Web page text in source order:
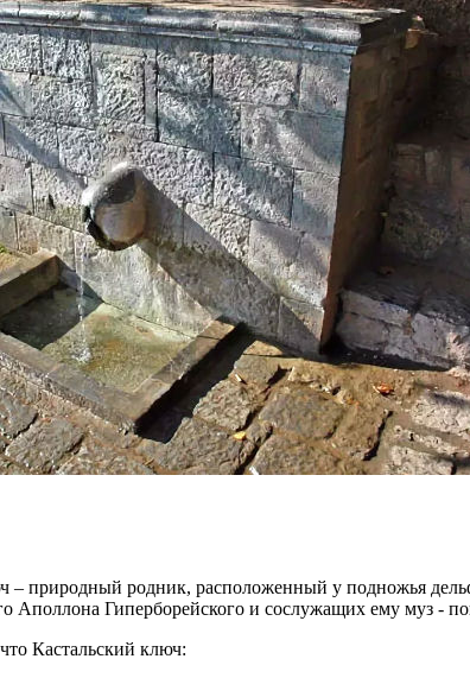
– природный родник, расположенный у подножья
Аполлона Гиперборейского и сослужащих ему муз -
Кастальский ключ: